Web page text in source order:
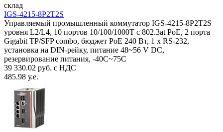
склад
IGS-4215-8P2T2S
Управляемый промышленный коммутатор IGS-4215-8P2T2S
уровня L2/L4, 10 портов 10/100/1000T с 802.3at PoE, 2 порта
Gigabit TP/SFP combo, бюджет PoE 240 Вт, 1 x RS-232,
установка на DIN-рейку, питание 48~56 V DC,
резервирование питания, -40С~75C
39 330.02 руб. с НДС
485.98 у.е.